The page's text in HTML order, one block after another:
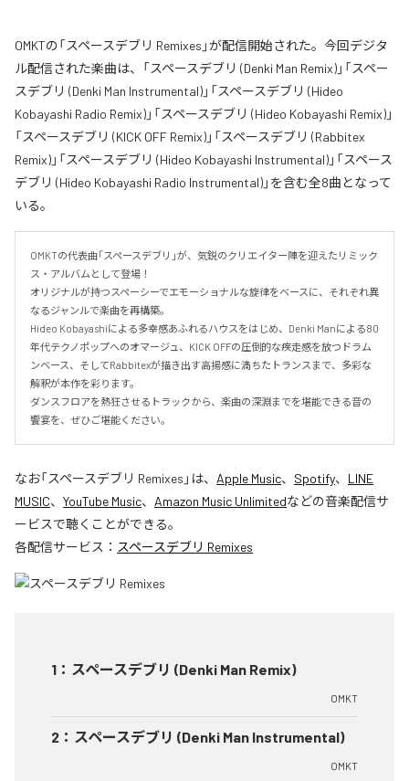
OMKTの「スペースデブリ Remixes」が配信開始された。今回デジタ
ル配信された楽曲は、「スペースデブリ (Denki Man Remix)」「スペー
スデブリ (Denki Man Instrumental)」「スペースデブリ (Hideo
Kobayashi Radio Remix)」「スペースデブリ (Hideo Kobayashi Remix)」
「スペースデブリ (KICK OFF Remix)」「スペースデブリ (Rabbitex
Remix)」「スペースデブリ (Hideo Kobayashi Instrumental)」「スペース
デブリ (Hideo Kobayashi Radio Instrumental)」を含む全8曲となって
いる。
OMKTの代表曲「スペースデブリ」が、気鋭のクリエイター陣を迎えたリミック
ス・アルバムとして登場！
オリジナルが持つスペーシーでエモーショナルな旋律をベースに、それぞれ異
なるジャンルで楽曲を再構築。
Hideo Kobayashiによる多幸感あふれるハウスをはじめ、Denki Manによる80
年代テクノポップへのオマージュ、KICK OFFの圧倒的な疾走感を放つドラム
ンベース、そしてRabbitexが描き出す高揚感に満ちたトランスまで、多彩な
解釈が本作を彩ります。
ダンスフロアを熱狂させるトラックから、楽曲の深淵までを堪能できる音の
饗宴を、ぜひご堪能ください。
なお「スペースデブリ Remixes 」は、 Apple Music、 Spotify、 LINE
MUSIC、 YouTube Music、 Amazon Music Unlimitedなどの音楽配信サ
ービスで聴くことができる。
各配信サービス： スペースデブリ Remixes
1 ： スペースデブリ (Denki Man Remix)
OMKT
2 ： スペースデブリ (Denki Man Instrumental)
OMKT